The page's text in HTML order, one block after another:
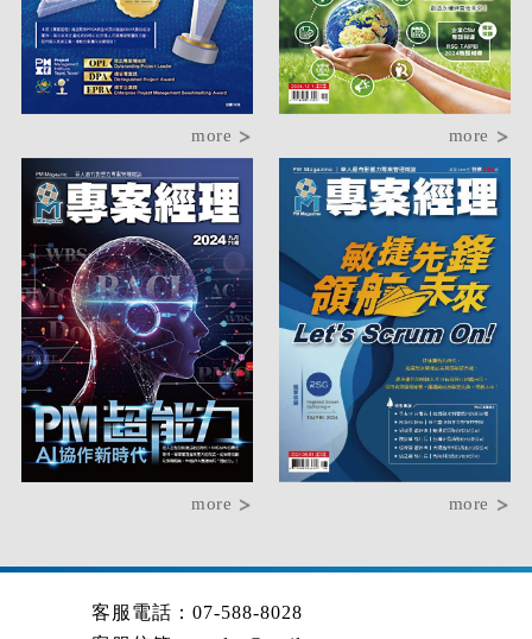
more more
more more
客服電話：07-588-8028